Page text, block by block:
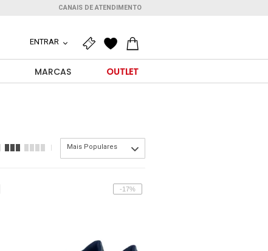
CANAIS DE ATENDIMENTO
ENTRAR
MARCAS OUTLET
Mais Populares
-17%